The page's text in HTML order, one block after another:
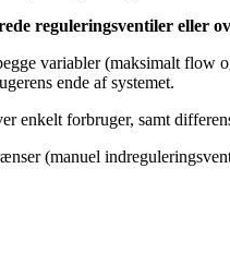
reguleringsventiler eller
variabler (maksimalt
ende af systemet.
enkelt forbruger, samt
(manuel